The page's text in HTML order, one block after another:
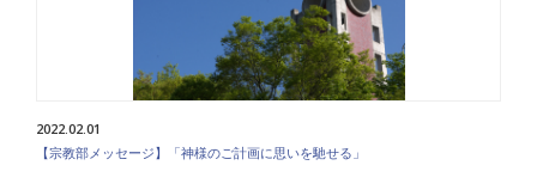
2022.02.01
【宗教部メッセージ】「神様のご計画に思いを馳せる」